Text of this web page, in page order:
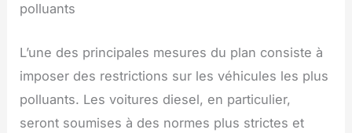
polluants
L’une des principales mesures du plan consiste à
imposer des restrictions sur les véhicules les plus
polluants. Les voitures diesel, en particulier,
seront soumises à des normes plus strictes et